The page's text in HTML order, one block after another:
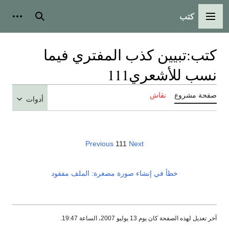
القائمة الرئيسية
كتب بحث
كتب:تبيين كذب المفتري فيما
نسب للأشعري111
صفحة مشروع نقاش أدوات
Previous 111 Next
خطأ في إنشاء صورة مصغرة: الملف مفقود
آخر تعديل لهذه الصفحة كان يوم 13 يوليو 2007، الساعة 19:47.